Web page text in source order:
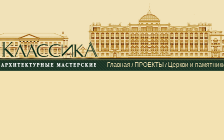
Главная ПРОЕКТЫ Церкви и